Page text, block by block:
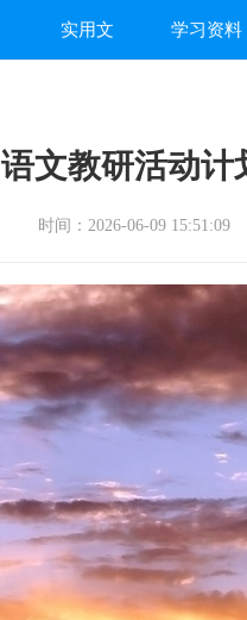
实用文 学习资料
语文教研活动计
时间：2026-06-09 15:51:09